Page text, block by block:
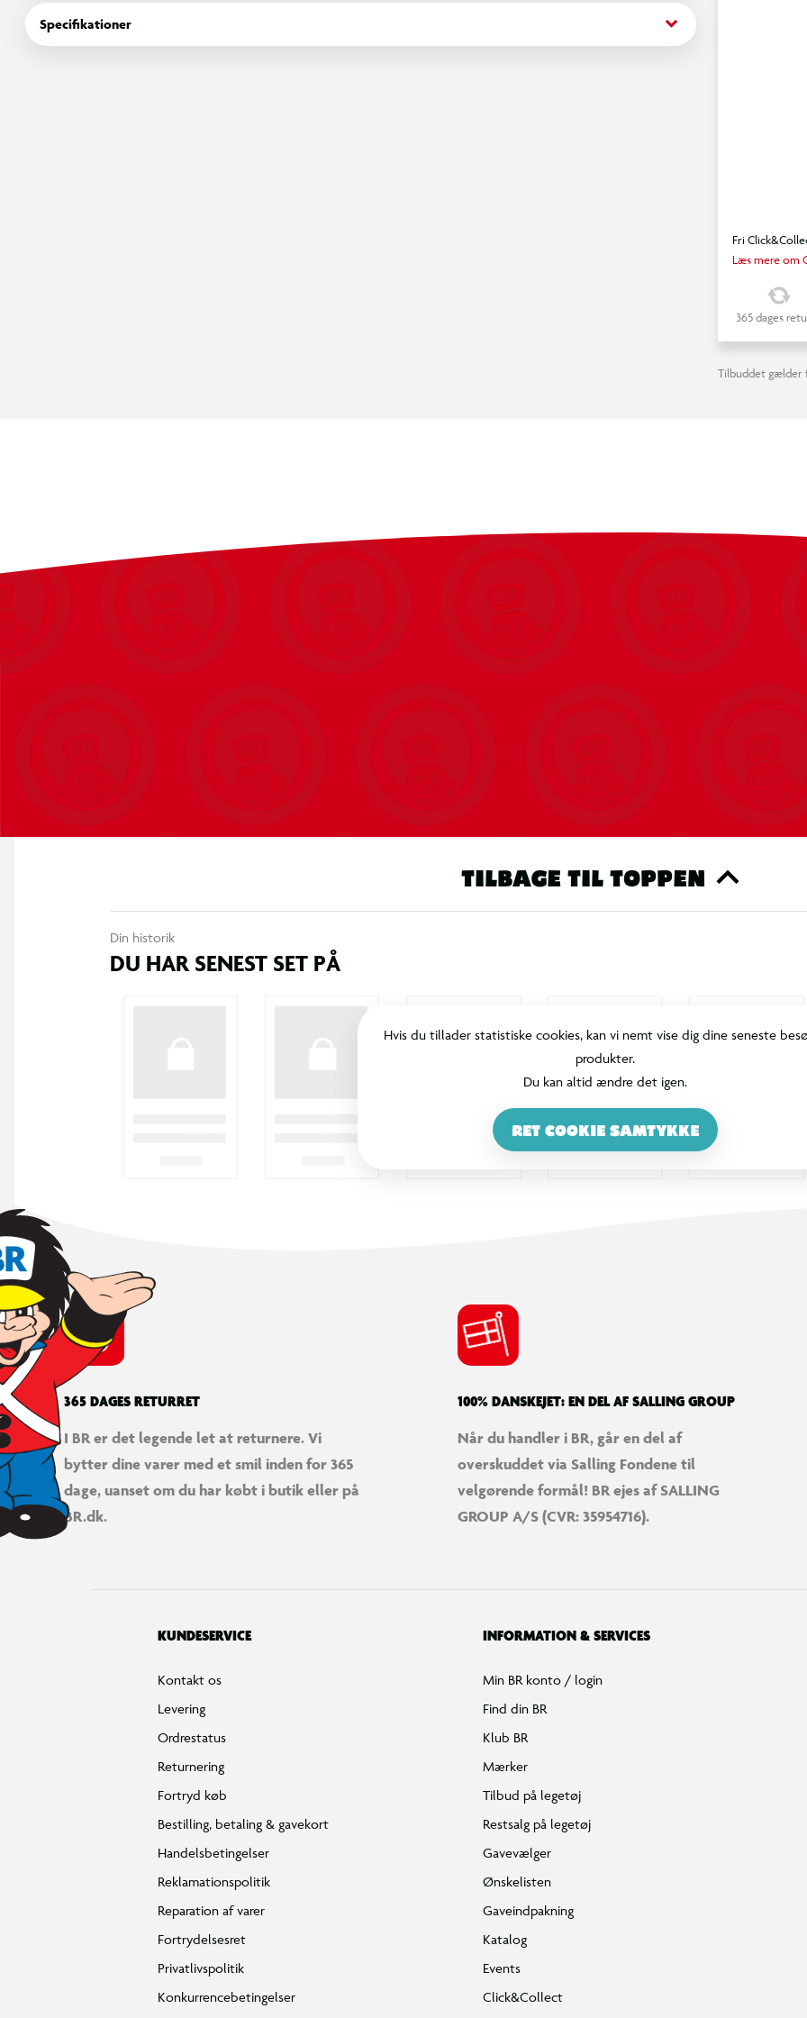
Specifikationer keyboard_arrow_down
Fri
Læs mere om
365 dages
Tilbuddet gælder
TILBAGE TIL TOPPEN
Din historik
DU HAR SENEST SET PÅ
Hvis du tillader statistiske cookies, kan vi nemt vise dig dine seneste
produkter.
Du kan altid ændre det igen.
RET COOKIE SAMTYKKE
365 DAGES RETURRET
I BR er det legende let at returnere. Vi
bytter dine varer med et smil inden for 365
dage, uanset om du har købt i butik eller på
BR.dk.
100% DANSKEJET: EN DEL AF SALLING GROUP
Når du handler i BR, går en del af
overskuddet via Salling Fondene til
velgørende formål! BR ejes af SALLING
GROUP A/S (CVR: 35954716).
KUNDESERVICE
Kontakt os
Levering
Ordrestatus
Returnering
Fortryd køb
Bestilling, betaling & gavekort
Handelsbetingelser
Reklamationspolitik
Reparation af varer
Fortrydelsesret
Privatlivspolitik
Konkurrencebetingelser
INFORMATION & SERVICES
Min BR konto / login
Find din BR
Klub BR
Mærker
Tilbud på legetøj
Restsalg på legetøj
Gavevælger
Ønskelisten
Gaveindpakning
Katalog
Events
Click&Collect